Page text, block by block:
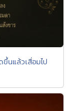
นแล้วเสื่อมไป